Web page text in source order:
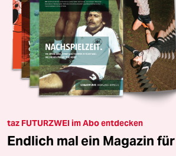
taz FUTURZWEI im Abo entdecken
Endlich mal ein Magazin